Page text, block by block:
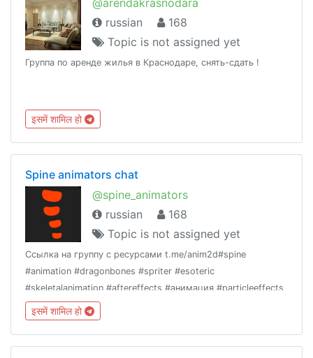
@arendakrasnodara
russian
168
Topic is not assigned yet
Группа по аренде жилья в Краснодаре, снять-сдать !
इसमें शामिल हो
Spine animators chat
@spine_animators
russian
168
Topic is not assigned yet
Ссылка на группу с ресурсами t.me/anim2d#spine
#animation #dragonbones #spriter #esoteric
#skeletalanimation #aftereffects #анимация #particleeffects
#animate
इसमें शामिल हो